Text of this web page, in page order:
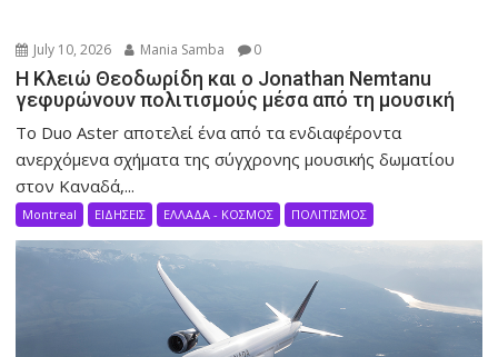
July 10, 2026 Mania Samba 0
Η Κλειώ Θεοδωρίδη και ο Jonathan Nemtanu
γεφυρώνουν πολιτισμούς μέσα από τη μουσική
Το Duo Aster αποτελεί ένα από τα ενδιαφέροντα
ανερχόμενα σχήματα της σύγχρονης μουσικής δωματίου
στον Καναδά,...
Montreal ΕΙΔΗΣΕΙΣ ΕΛΛΑΔΑ - ΚΟΣΜΟΣ ΠΟΛΙΤΙΣΜΟΣ